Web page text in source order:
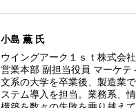
小島 薫 氏
ウイングアーク１ｓｔ株式会
営業本部 副担当役員 マーケテ
文系の大学を卒業後、製造業
ステム導入を担当。業務系、